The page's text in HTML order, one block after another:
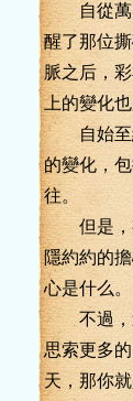
自從萬
醒了那位
脈之后，
上的變化也
自始至終
的變化，
往。
但是，有
隱約約的
心是什么。
不過，這
思索更多
天，那你就